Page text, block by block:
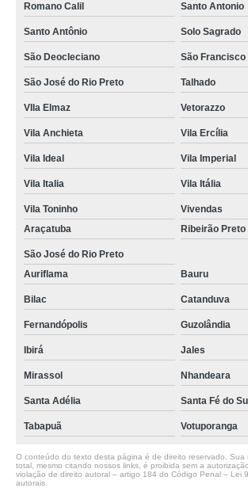
Romano Calil Santo Antonio
Santo Antônio Solo Sagrado
São Deocleciano São Francisco
São José do Rio Preto Talhado
VIla Elmaz Vetorazzo
Vila Anchieta Vila Ercília
Vila Ideal Vila Imperial
Vila Italia Vila Itália
Vila Toninho
Vivendas
Araçatuba
Ribeirão Preto
São José do Rio Preto
Auriflama
Bauru
Bilac Catanduva
Fernandópolis Guzolândia
Ibirá Jales
Mirassol Nhandeara
Santa Adélia Santa Fé do Sul
Tabapuã Votuporanga
O conteúdo do texto desta página é de direito reservado. Sua
total, mesmo citando nossos links, é proibida sem a
violação de direito autoral – artigo 184 do Código Penal – Lei
autorais